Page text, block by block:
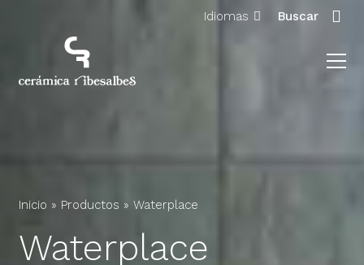
Idiomas Buscar
Inicio » Productos » Waterplace
Waterplace